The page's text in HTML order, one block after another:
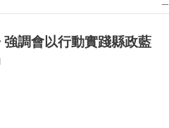
調會以行動實踐縣政藍